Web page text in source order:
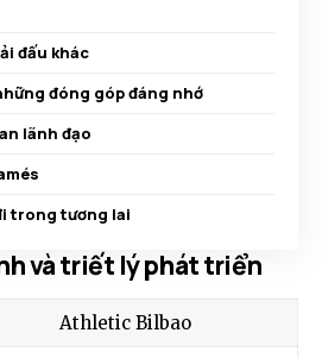
đấu khác
đóng góp đáng nhớ
lãnh đạo
trong tương lai
và triết lý phát triển
Athletic Bilbao